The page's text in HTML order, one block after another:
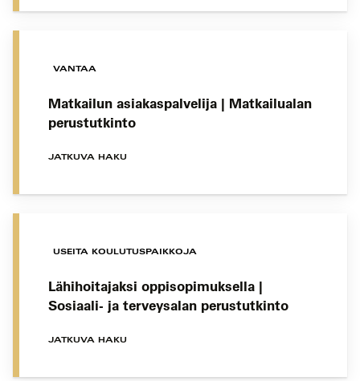
VANTAA
Matkailun asiakaspalvelija | Matkailualan
perustutkinto
JATKUVA HAKU
USEITA KOULUTUSPAIKKOJA
Lähihoitajaksi oppisopimuksella |
Sosiaali- ja terveysalan perustutkinto
JATKUVA HAKU